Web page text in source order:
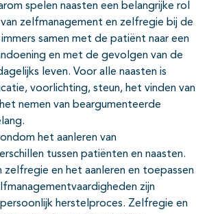
spelen naasten een belangrijke rol
zelfmanagement en zelfregie bij de
samen met de patiënt naar een
en met de gevolgen van de
leven. Voor alle naasten is
voorlichting, steun, het vinden van
nemen van beargumenteerde
het aanleren van
tussen patiënten en naasten.
zelfregie en het aanleren en toepassen
zijn
herstelproces. Zelfregie en